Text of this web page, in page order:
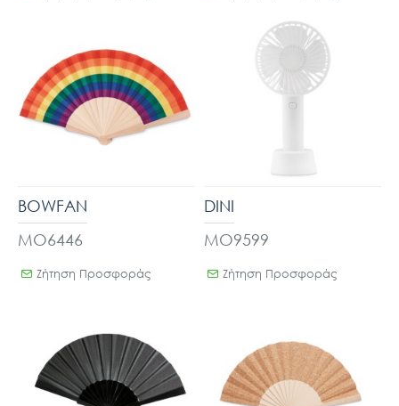
MO6446
BOWFAN
Ζήτηση Προσφοράς
MO9599
DINI
Ζήτηση Προσφοράς